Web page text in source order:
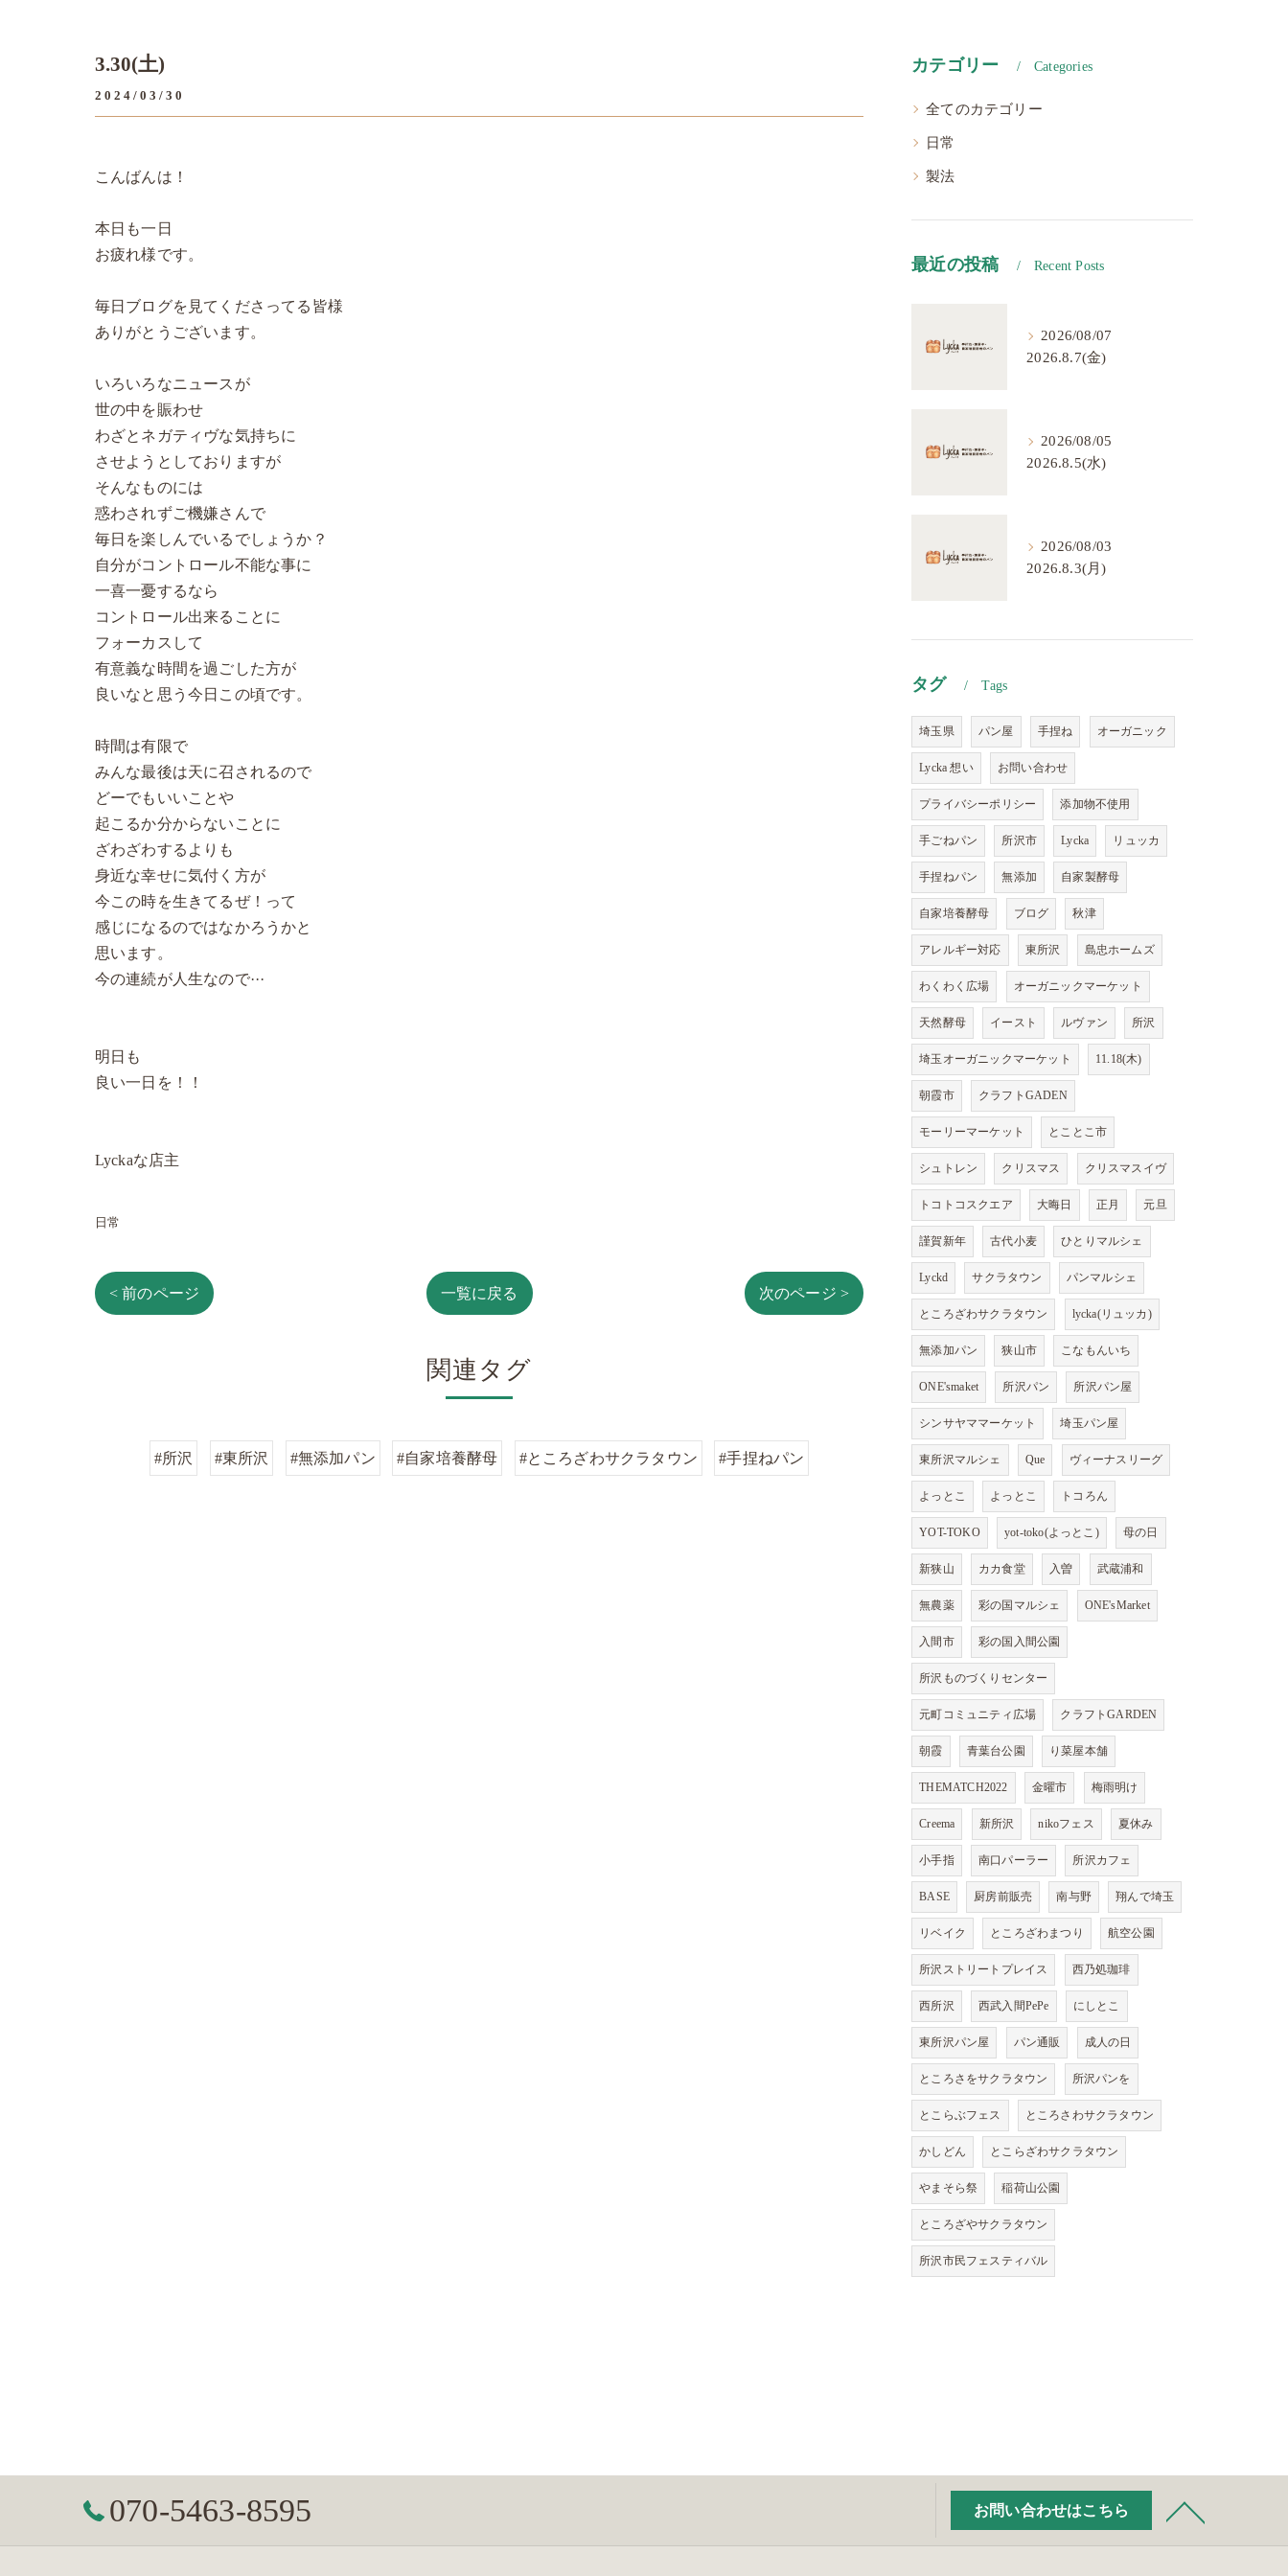
3.30(土)
2024/03/30
こんばんは！
本日も一日
お疲れ様です。
毎日ブログを見てくださってる皆様
ありがとうございます。
いろいろなニュースが
世の中を賑わせ
わざとネガティヴな気持ちに
させようとしておりますが
そんなものには
惑わされずご機嫌さんで
毎日を楽しんでいるでしょうか？
自分がコントロール不能な事に
一喜一憂するなら
コントロール出来ることに
フォーカスして
有意義な時間を過ごした方が
良いなと思う今日この頃です。
時間は有限で
みんな最後は天に召されるので
どーでもいいことや
起こるか分からないことに
ざわざわするよりも
身近な幸せに気付く方が
今この時を生きてるぜ！って
感じになるのではなかろうかと
思います。
今の連続が人生なので···
明日も
良い一日を！！
Lyckaな店主
日常
< 前のページ 一覧に戻る 次のページ >
関連タグ
#所沢 #東所沢 #無添加パン #自家培養酵母 #ところざわサクラタウン #手捏ねパン
カテゴリー Categories
全てのカテゴリー
日常
製法
最近の投稿 Recent Posts
2026/08/07
2026.8.7(金)
2026/08/05
2026.8.5(水)
2026/08/03
2026.8.3(月)
タグ Tags
埼玉県 パン屋 手捏ね オーガニック
Lycka 想い お問い合わせ
プライバシーポリシー 添加物不使用
手ごねパン 所沢市 Lycka リュッカ
手捏ねパン 無添加 自家製酵母
自家培養酵母 ブログ 秋津
アレルギー対応 東所沢 島忠ホームズ
わくわく広場 オーガニックマーケット
天然酵母 イースト ルヴァン 所沢
埼玉オーガニックマーケット 11.18(木)
朝霞市 クラフトGADEN
モーリーマーケット とことこ市
シュトレン クリスマス クリスマスイヴ
トコトコスクエア 大晦日 正月 元旦
謹賀新年 古代小麦 ひとりマルシェ
Lyckd サクラタウン パンマルシェ
ところざわサクラタウン lycka(リュッカ)
無添加パン 狭山市 こなもんいち
ONE'smaket 所沢パン 所沢パン屋
シンサヤママーケット 埼玉パン屋
東所沢マルシェ Que ヴィーナスリーグ
よっとこ よっとこ トコろん
YOT-TOKO yot-toko(よっとこ) 母の日
新狭山 カカ食堂 入曽 武蔵浦和
無農薬 彩の国マルシェ ONE'sMarket
入間市 彩の国入間公園
所沢ものづくりセンター
元町コミュニティ広場 クラフトGARDEN
朝霞 青葉台公園 り菜屋本舗
THEMATCH2022 金曜市 梅雨明け
Creema 新所沢 nikoフェス 夏休み
小手指 南口パーラー 所沢カフェ
BASE 厨房前販売 南与野 翔んで埼玉
リベイク ところざわまつり 航空公園
所沢ストリートプレイス 西乃処珈琲
西所沢 西武入間PePe にしとこ
東所沢パン屋 パン通販 成人の日
ところさをサクラタウン 所沢パンを
とこらぶフェス ところさわサクラタウン
かしどん とこらざわサクラタウン
やまそら祭 稲荷山公園
ところざやサクラタウン
所沢市民フェスティバル
070-5463-8595 お問い合わせはこちら